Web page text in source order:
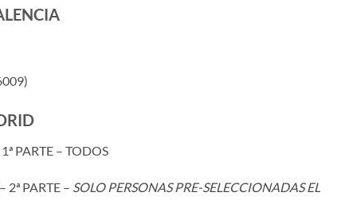
PARTE – TODOS
2ª PARTE – SOLO PERSONAS PRE-SELECCIONADAS EL